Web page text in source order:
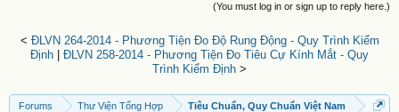
(You must log in or sign up to reply here.)
< ĐLVN 264-2014 - Phương Tiện Đo Độ Rung Động - Quy Trình Kiểm
Định
ĐLVN 258-2014 - Phương Tiện Đo Tiêu Cự Kính Mắt - Quy
Trình Kiểm Định >
Forums Thư Viện Tổng Hợp Tiêu Chuẩn, Quy Chuẩn Việt Nam